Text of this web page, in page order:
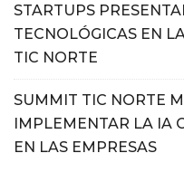
STARTUPS
TECNOLÓGICAS EN
TIC NORTE
SUMMIT TIC NORTE
IMPLEMENTAR LA IA
EN LAS EMPRESAS